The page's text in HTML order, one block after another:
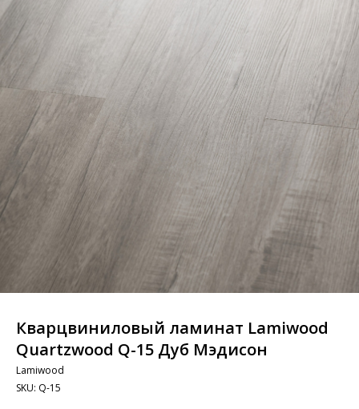
Кварцвиниловый ламинат Lamiwood
Quartzwood Q-15 Дуб Мэдисон
Lamiwood
SKU: Q-15